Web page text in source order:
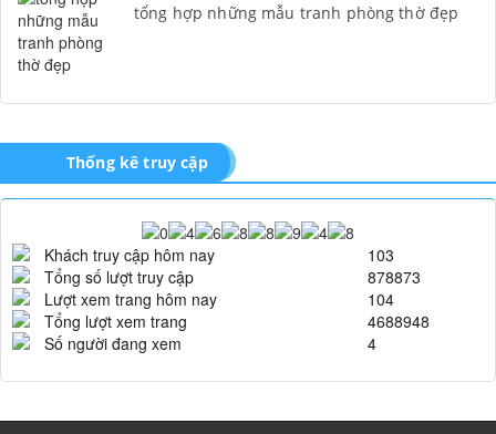
tổng hợp những mẫu tranh phòng thờ đẹp
Thống kê truy cập
Khách truy cập hôm nay
103
Tổng số lượt truy cập
878873
Lượt xem trang hôm nay
104
Tổng lượt xem trang
4688948
Số người đang xem
4